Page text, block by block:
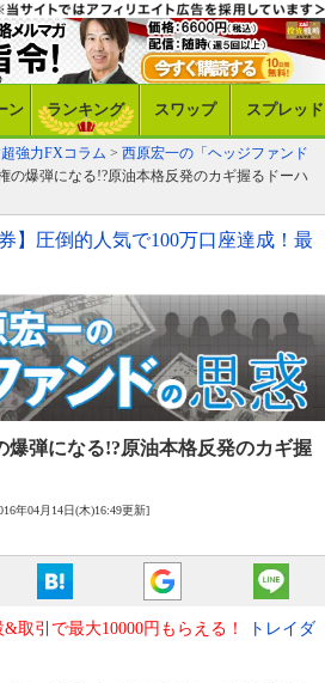
ン ランキング スワップ スプレッド
強力FXコラム > 西原宏一の「ヘッジファンド
の爆弾になる!?原油本格反発のカギ握るドーハ
】圧倒的人気で100万口座達成！最
爆弾になる!?原油本格反発のカギ握
年04月14日(木)16:49更新]
取引で最大10000円もらえる！
トレイダ